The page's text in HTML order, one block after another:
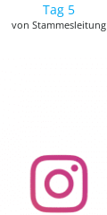
Tag 5
von Stammesleitung